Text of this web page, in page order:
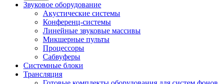
Звуковое оборудование
Акустические системы
Конференц-системы
Линейные звуковые массивы
Микшерные пульты
Процессоры
Сабвуферы
Системные блоки
Трансляция